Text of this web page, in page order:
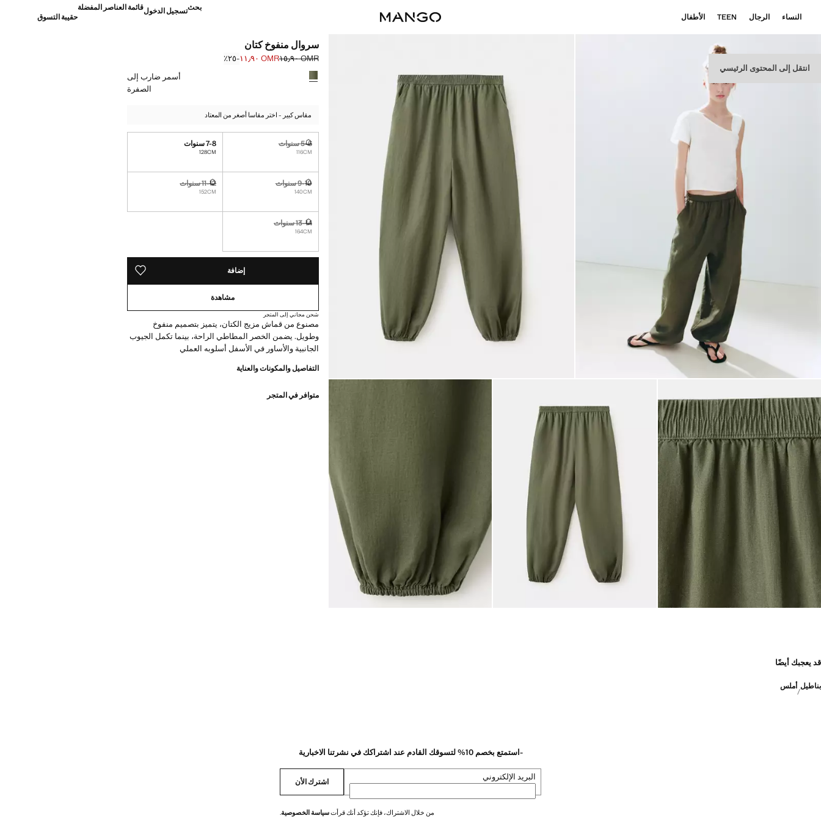
انتقل إلى المحتوى الرئيسي
النساء الرجال TEEN الأطفال
بحثتسجيل الدخولقائمة العناصر المفضلة
حقيبة التسوق
سروال منفوخ كتان
السعر الأول محذوف [OMR ١٥٫٩٠ ]
OMR ١٥٫٩٠
السعر الحالي [OMR ١١٫٩٠ ]OMR ١١٫٩٠
؜-٢٥٪؜
حدد اللون
أسمر ضارب إلى
الصفرة
مقاس كبير - اختر مقاسا أصغر من المعتاد
5-6 سنوات
116CM
غير متوفر. أنا أريده!
7-8 سنوات
128CM
9-10 سنوات
140CM
غير متوفر. أنا أريده!
11-12 سنوات
152CM
غير متوفر. أنا أريده!
13-14 سنوات
164CM
غير متوفر. أنا أريده!
إضافة حفظه في قائمة منتجاتك المفضلة
مشاهدة
شحن مجاني إلى المتجر
مصنوع من قماش مزيج الكتان، يتميز بتصميم منفوخ
وطويل. يضمن الخصر المطاطي الراحة، بينما تكمل الجيوب
الجانبية والأساور في الأسفل أسلوبه العملي
التفاصيل والمكونات والعناية
متوافر في المتجر
قد يعجبك أيضًا
بناطيل أملس
-استمتع بخصم 10% لتسوقك القادم عند اشتراكك في نشرتنا الاخبارية
البريد الإلكتروني اشترك الأن
من خلال الاشتراك، فإنك تؤكد أنك قرأتسياسة الخصوصية.